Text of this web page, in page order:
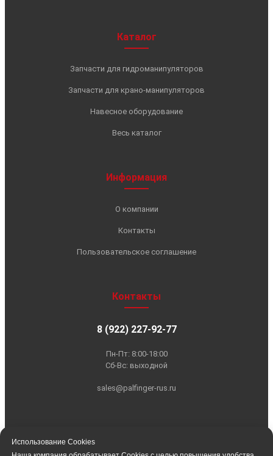
Использование Cookies